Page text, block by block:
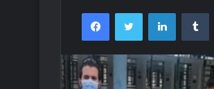
FacebookTwitter LinkedIn